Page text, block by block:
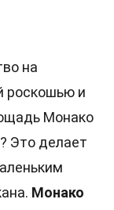
на
роскошью и
Монако
Это делает
Монако